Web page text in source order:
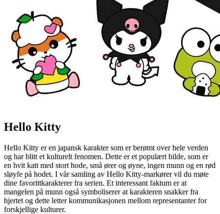
Hello Kitty
Hello Kitty er en japansk karakter som er berømt over hele verden
og har blitt et kulturelt fenomen. Dette er et populært bilde, som er
en hvit katt med stort hode, små ører og øyne, ingen munn og en rød
sløyfe på hodet. I vår samling av Hello Kitty-markører vil du møte
dine favorittkarakterer fra serien. Et interessant faktum er at
mangelen på munn også symboliserer at karakteren snakker fra
hjertet og dette letter kommunikasjonen mellom representanter for
forskjellige kulturer.